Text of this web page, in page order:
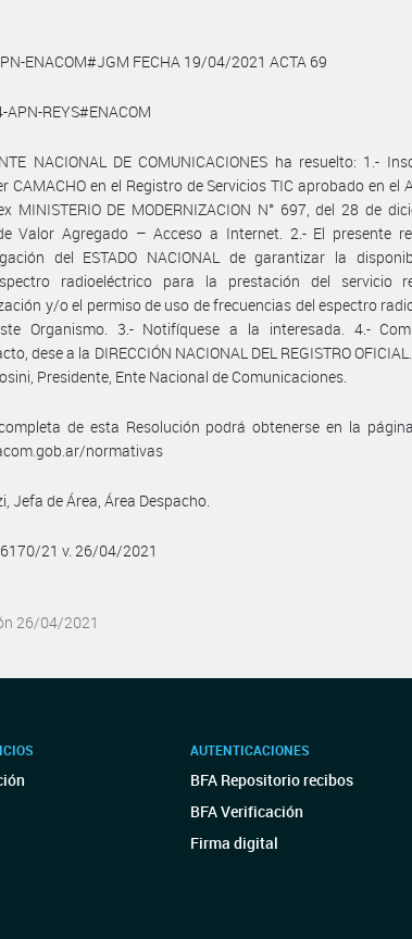
ENACOM#JGM FECHA 19/04/2021 ACTA 69
REYS#ENACOM
NACIONAL DE COMUNICACIONES ha resuelto: 1.-
CAMACHO en el Registro de Servicios TIC aprobado en el
MINISTERIO DE MODERNIZACION N° 697, del 28 de
Valor Agregado – Acceso a Internet. 2.- El presente
del ESTADO NACIONAL de garantizar la
radioeléctrico para la prestación del servicio
y/o el permiso de uso de frecuencias del espectro
Organismo. 3.- Notifíquese a la interesada. 4.-
dese a la DIRECCIÓN NACIONAL DEL REGISTRO
Presidente, Ente Nacional de Comunicaciones.
de esta Resolución podrá obtenerse en la
normativas
Jefa de Área, Área Despacho.
21 v. 26/04/2021
26/04/2021
AUTENTICACIONES
BFA Repositorio recibos
BFA Verificación
Firma digital